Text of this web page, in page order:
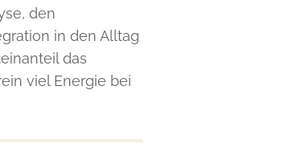
den
in den Alltag
das
viel Energie bei